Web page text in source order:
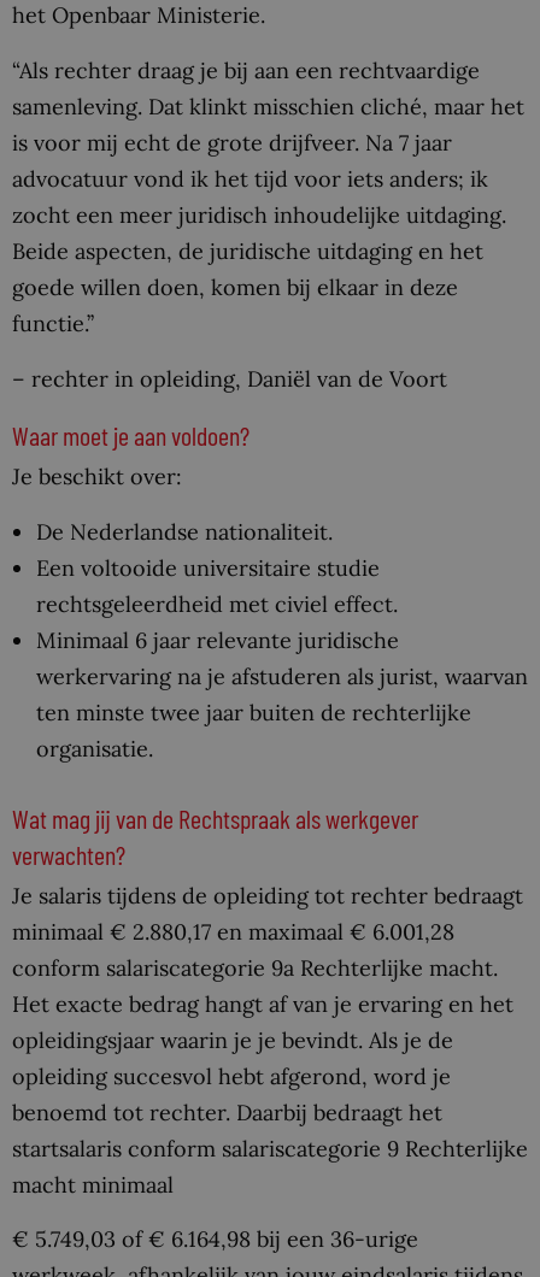
het Openbaar Ministerie.
“Als rechter draag je bij aan een rechtvaardige
samenleving. Dat klinkt misschien cliché, maar het
is voor mij echt de grote drijfveer. Na 7 jaar
advocatuur vond ik het tijd voor iets anders; ik
zocht een meer juridisch inhoudelijke uitdaging.
Beide aspecten, de juridische uitdaging en het
goede willen doen, komen bij elkaar in deze
functie.’’
– rechter in opleiding, Daniël van de Voort
Waar moet je aan voldoen?
Je beschikt over:
De Nederlandse nationaliteit.
Een voltooide universitaire studie
rechtsgeleerdheid met civiel effect.
Minimaal 6 jaar relevante juridische
werkervaring na je afstuderen als jurist, waarvan
ten minste twee jaar buiten de rechterlijke
organisatie.
Wat mag jij van de Rechtspraak als werkgever
verwachten?
Je salaris tijdens de opleiding tot rechter bedraagt
minimaal € 2.880,17 en maximaal € 6.001,28
conform salariscategorie 9a Rechterlijke macht.
Het exacte bedrag hangt af van je ervaring en het
opleidingsjaar waarin je je bevindt. Als je de
opleiding succesvol hebt afgerond, word je
benoemd tot rechter. Daarbij bedraagt het
startsalaris conform salariscategorie 9 Rechterlijke
macht minimaal
€ 5.749,03 of € 6.164,98 bij een 36-urige